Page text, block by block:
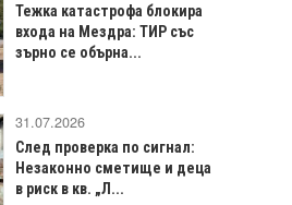
Тежка катастрофа блокира
входа на Мездра: ТИР със
зърно се обърна...
31.07.2026
След проверка по сигнал:
Незаконно сметище и деца
в риск в кв. „Л...